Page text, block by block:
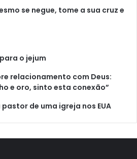
se negue, tome a sua cruz e
o jejum
relacionamento com Deus:
e oro, sinto esta conexão”
de uma igreja nos EUA